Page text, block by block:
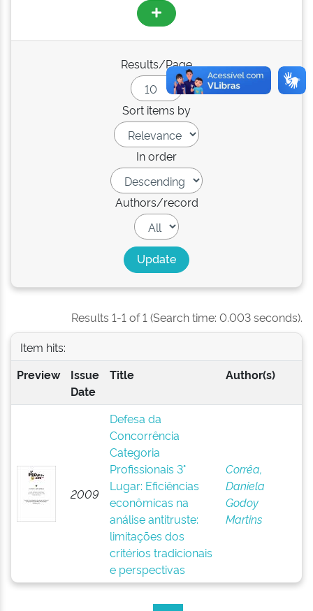
Results/Page
Sort items by
In order
Authors/record
Results 1-1 of 1 (Search time: 0.003 seconds).
Item hits:
Preview
Issue
Date
Title Author(s)
2009
Defesa da
Concorrência
Categoria
Profissionais 3°
Lugar: Eficiências
econômicas na
análise antitruste:
limitações dos
critérios tradicionais
e perspectivas
Corrêa,
Daniela
Godoy
Martins